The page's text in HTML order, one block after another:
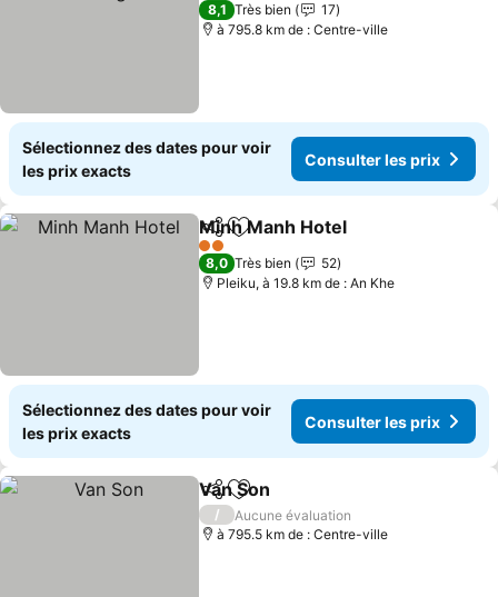
8,1 Très bien
17
à 795.8 km de : Centre-ville
Sélectionnez des dates pour voir
les prix exacts
Consulter les prix
PartagerAjouter à mes favoris
Minh Manh Hotel
2 Étoiles
8,0 Très bien
52
Pleiku, à 19.8 km de : An Khe
Sélectionnez des dates pour voir
les prix exacts
Consulter les prix
PartagerAjouter à mes favoris
Van Son
/
Aucune évaluation
à 795.5 km de : Centre-ville